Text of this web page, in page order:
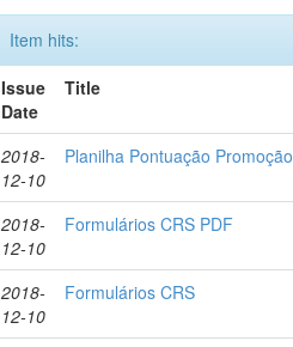
Item hits:
Issue
Date
Title
2018-
12-10
Planilha Pontuação Promoção
2018-
12-10
Formulários CRS PDF
2018-
12-10
Formulários CRS